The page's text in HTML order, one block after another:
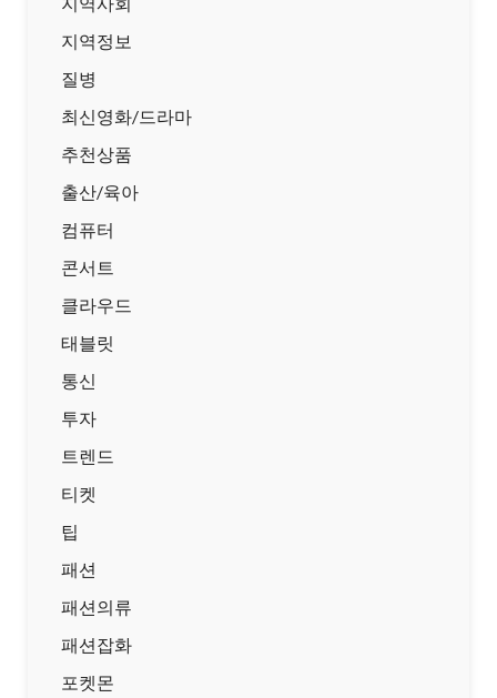
지역정보
질병
최신영화/드라마
추천상품
출산/육아
컴퓨터
콘서트
클라우드
태블릿
통신
투자
트렌드
티켓
팁
패션
패션의류
패션잡화
포켓몬